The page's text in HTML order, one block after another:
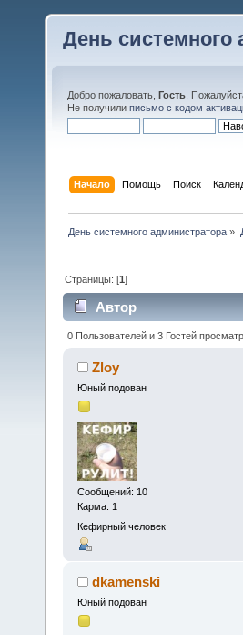
День системного
Добро пожаловать, Гость .
Не получили письмо с кодом
Начало Помощь Поиск
День системного администратора »
Страницы: [1]
Автор
0 Пользователей и 3 Гостей
Zloy
Юный подован
Сообщений: 10
Карма: 1
Кефирный человек
dkamenski
Юный подован